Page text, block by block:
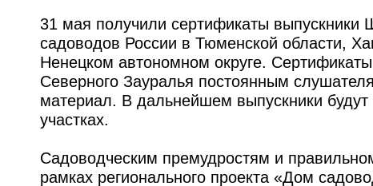
31 мая получили сертификаты
садоводов России в Тюменской области,
Ненецком автономном округе.
Северного Зауралья постоянным
материал. В дальнейшем выпускники
участках.
Садоводческим премудростям и
рамках регионального проекта «Дом